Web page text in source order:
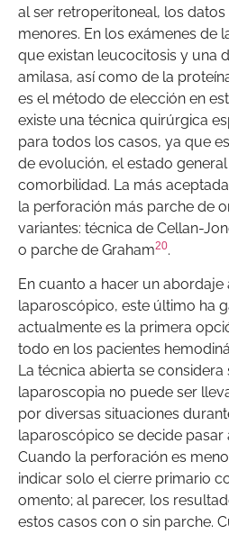
al ser retroperitoneal, los
menores. En los exámenes de
que existan leucocitosis y una
amilasa, así como de la
es el método de elección en
existe una técnica quirúrgica
para todos los casos, ya que
de evolución, el estado
comorbilidad. La más
la perforación más parche de
variantes: técnica de Cellan-
o parche de Graham20.
En cuanto a hacer un abordaje
laparoscópico, este último ha
actualmente es la primera
todo en los pacientes
La técnica abierta se
laparoscopia no puede ser
por diversas situaciones
laparoscópico se decide pasar
Cuando la perforación es
indicar solo el cierre primario
omento; al parecer, los
estos casos con o sin parche.